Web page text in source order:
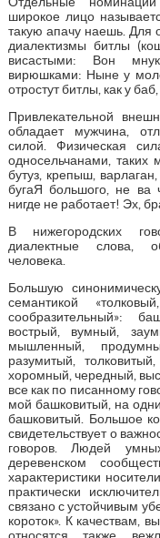
широкое лицо
такую апачу наешь. Для
диалектизмы битлы
висастыми: Вон
вирюшками: Ныне у
отростут битлы, как у
Привлекательной
обладает мужчина,
силой. Физическая
односельчанами, таких
бутуз, крепыш,
бугаЯ большого, не ва
нигде не работает! Эх,
В нижегородских
диалектные слова,
человека.
Большую
семантикой
сообразительный»:
вострый, вумный,
мышленный,
разумитый,
хоромный, чередный,
все как по писанному
мой башковитый, на
башковитый. Большое
свидетельствует о
говоров. Людей
деревенском
характеристики
практически
связано с устойчивым
короток». К качествам,
относятся также